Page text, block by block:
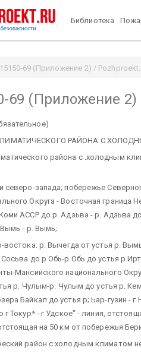
Библиотека
69 (Приложение 2) /
69 (Приложение 2)
РАЙОНА С
района с .холодным
северо-запада; побережье
Округа - Восточная граница
АССР до р. Адзьва - р. Адзьва
- р. Вымь;
востока: р. Вычегда от устья р.
Сосьва до р Обь-р Обь до устья р
Мансийского национального
р. Чулым-р. Чулым до устья р.
Байкал до устья р; Ьар-гузин -
Токур* - г Удское" - линия,
на 50 км от побережья
район с холодным климатом